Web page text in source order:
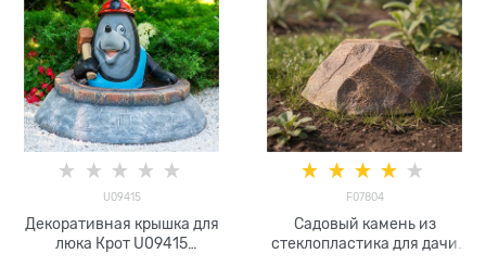
U09415
Декоративная крышка для
люка Крот U09415
F07804
Садовый камень из
стеклопластика для дачи